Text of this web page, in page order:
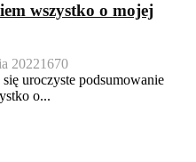
wszystko o mojej
20221670
uroczyste podsumowanie
o...